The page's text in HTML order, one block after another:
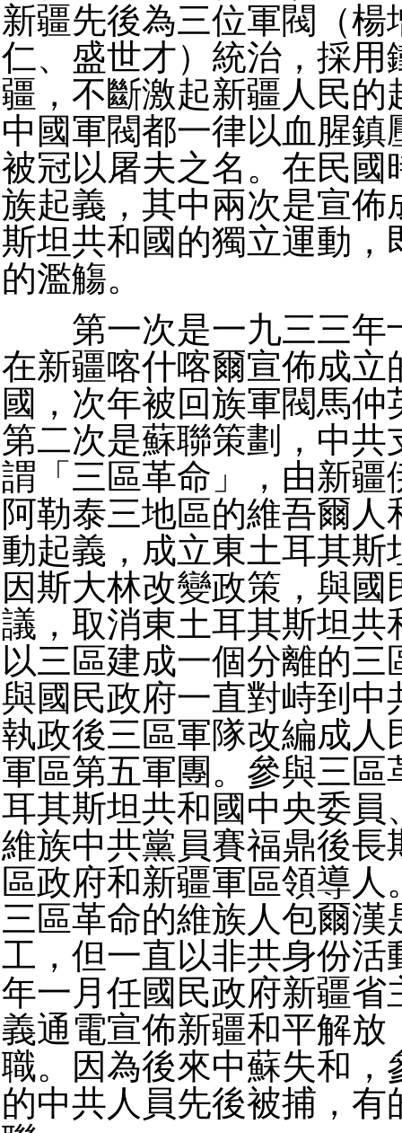
新疆先後為三位軍閥（楊
仁、盛世才）統治，採用
疆，不斷激起新疆人民的
中國軍閥都一律以血腥鎮
被冠以屠夫之名。在民國
族起義，其中兩次是宣佈
斯坦共和國的獨立運動，
的濫觴。
第一次是一九三三年
在新疆喀什喀爾宣佈成立
國，次年被回族軍閥馬仲
第二次是蘇聯策劃，中共
謂「三區革命」，由新疆
阿勒泰三地區的維吾爾人
動起義，成立東土耳其斯
因斯大林改變政策，與國
議，取消東土耳其斯坦共
以三區建成一個分離的三
與國民政府一直對峙到中
執政後三區軍隊改編成人
軍區第五軍團。參與三區
耳其斯坦共和國中央委員
維族中共黨員賽福鼎後長
區政府和新疆軍區領導人
三區革命的維族人包爾漢
工，但一直以非共身份活
年一月任國民政府新疆省
義通電宣佈新疆和平解放
職。因為後來中蘇失和，
的中共人員先後被捕，有